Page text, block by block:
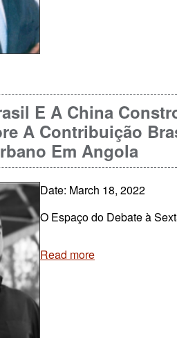
E A China
A Contribuição
Em Angola
Date: March 18, 2022
O Espaço do Debate à
Read more